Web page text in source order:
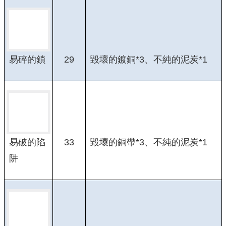
易碎的鎖 29 毀壞的鍍銅*3、不純的泥炭*1
易破的陷
阱
33 毀壞的銅帶*3、不純的泥炭*1